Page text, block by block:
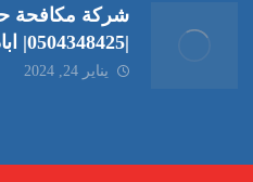
شركة مكافحة
|0504348425| ابادة فورية
يناير 24, 2024